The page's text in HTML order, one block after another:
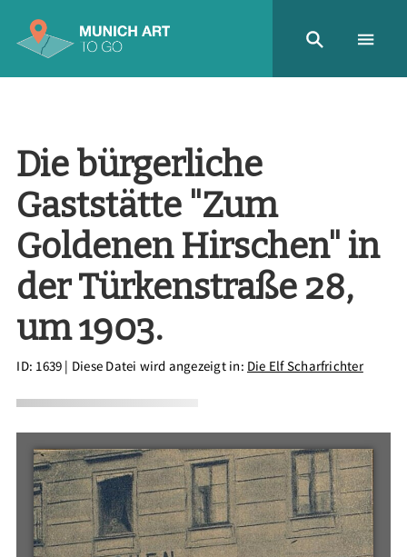
Die bürgerliche
Gaststätte "Zum
Goldenen Hirschen" in
der Türkenstraße 28,
um 1903.
ID: 1639 | Diese Datei wird angezeigt in: Die Elf Scharfrichter